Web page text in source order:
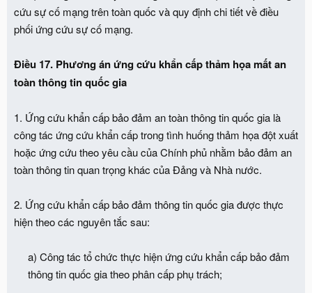
cứu sự cố mạng trên toàn quốc và quy định chi tiết về điều
phối ứng cứu sự cố mạng.
Điều 17. Phương án ứng cứu khẩn cấp thảm họa mất an
toàn thông tin quốc gia
1. Ứng cứu khẩn cấp bảo đảm an toàn thông tin quốc gia là
công tác ứng cứu khẩn cấp trong tình huống thảm họa đột xuất
hoặc ứng cứu theo yêu cầu của Chính phủ nhằm bảo đảm an
toàn thông tin quan trọng khác của Đảng và Nhà nước.
2. Ứng cứu khẩn cấp bảo đảm thông tin quốc gia được thực
hiện theo các nguyên tắc sau:
a) Công tác tổ chức thực hiện ứng cứu khẩn cấp bảo đảm
thông tin quốc gia theo phân cấp phụ trách;